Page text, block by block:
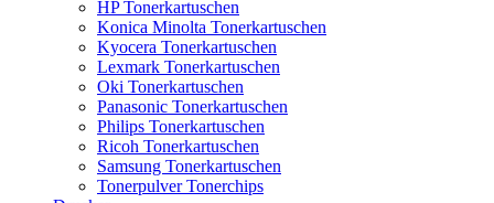
HP Tonerkartuschen
Konica Minolta Tonerkartuschen
Kyocera Tonerkartuschen
Lexmark Tonerkartuschen
Oki Tonerkartuschen
Panasonic Tonerkartuschen
Philips Tonerkartuschen
Ricoh Tonerkartuschen
Samsung Tonerkartuschen
Tonerpulver Tonerchips